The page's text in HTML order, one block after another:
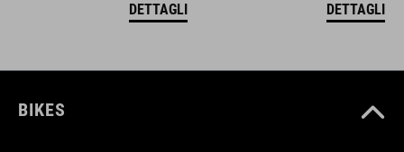
DETTAGLI DETTAGLI
BIKES